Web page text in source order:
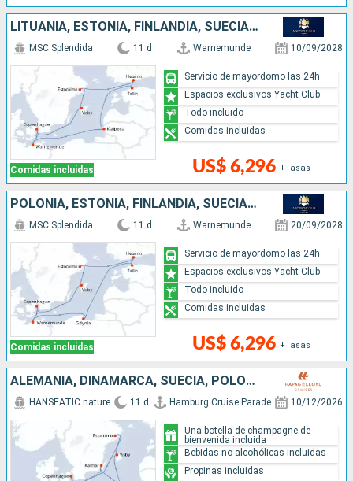
LITUANIA, ESTONIA, FINLANDIA, SUECIA, DINAMARCA, ALEMANIA
Comidas incluidas
MSC Splendida 11 d Warnemunde 10/09/2028
US$ 6,296 +Tasas
Servicio de mayordomo las 24h
Espacios exclusivos Yacht Club
Todo incluido
Comidas incluidas
POLONIA, ESTONIA, FINLANDIA, SUECIA, DINAMARCA, ALEMANIA
Comidas incluidas
MSC Splendida 11 d Warnemunde 20/09/2028
US$ 6,296 +Tasas
Servicio de mayordomo las 24h
Espacios exclusivos Yacht Club
Todo incluido
Comidas incluidas
ALEMANIA, DINAMARCA, SUECIA, POLONIA
HANSEATIC nature 11 d Hamburg Cruise Parade 10/12/2026
Una botella de champagne de
bienvenida incluida
Bebidas no alcohólicas incluidas
Propinas incluidas